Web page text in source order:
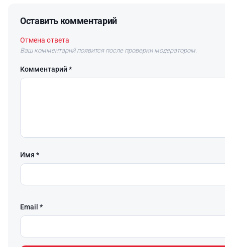
Оставить комментарий
Отмена ответа
Ваш комментарий появится после проверки модератором.
Комментарий *
Имя *
Email *